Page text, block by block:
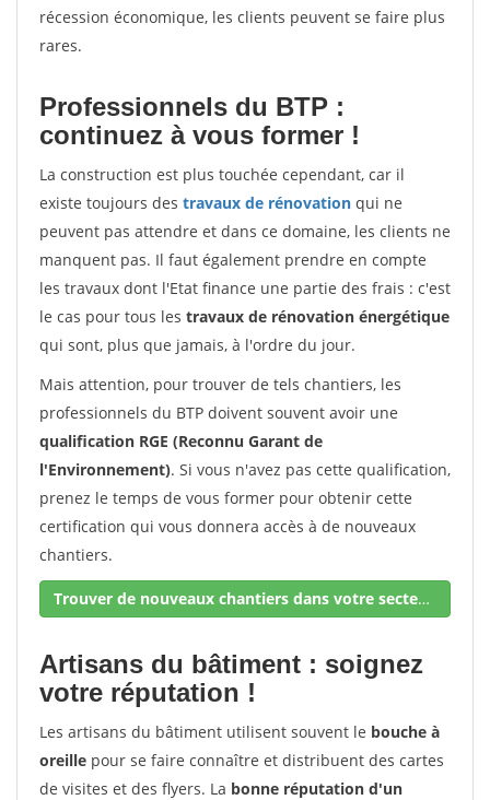
récession économique, les clients peuvent se faire plus
rares.
Professionnels du BTP :
continuez à vous former !
La construction est plus touchée cependant, car il
existe toujours des travaux de rénovation qui ne
peuvent pas attendre et dans ce domaine, les clients ne
manquent pas. Il faut également prendre en compte
les travaux dont l'Etat finance une partie des frais : c'est
le cas pour tous les travaux de rénovation énergétique
qui sont, plus que jamais, à l'ordre du jour.
Mais attention, pour trouver de tels chantiers, les
professionnels du BTP doivent souvent avoir une
qualification RGE (Reconnu Garant de
l'Environnement). Si vous n'avez pas cette qualification,
prenez le temps de vous former pour obtenir cette
certification qui vous donnera accès à de nouveaux
chantiers.
Trouver de nouveaux chantiers dans votre secteur !
Artisans du bâtiment : soignez
votre réputation !
Les artisans du bâtiment utilisent souvent le bouche à
oreille pour se faire connaître et distribuent des cartes
de visites et des flyers. La bonne réputation d'un